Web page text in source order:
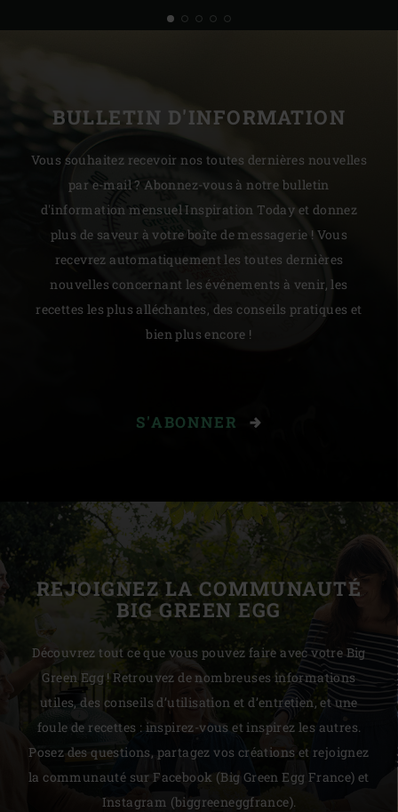
BULLETIN D'INFORMATION
Vous souhaitez recevoir nos toutes dernières nouvelles
par e-mail ? Abonnez-vous à notre bulletin
d'information mensuel Inspiration Today et donnez
plus de saveur à votre boîte de messagerie ! Vous
recevrez automatiquement les toutes dernières
nouvelles concernant les événements à venir, les
recettes les plus alléchantes, des conseils pratiques et
bien plus encore !
S'ABONNER
REJOIGNEZ LA COMMUNAUTÉ
BIG GREEN EGG
Découvrez tout ce que vous pouvez faire avec votre Big
Green Egg ! Retrouvez de nombreuses informations
utiles, des conseils d’utilisation et d’entretien, et une
foule de recettes : inspirez-vous et inspirez les autres.
Posez des questions, partagez vos créations et rejoignez
la communauté sur Facebook (Big Green Egg France) et
Instagram (biggreeneggfrance).